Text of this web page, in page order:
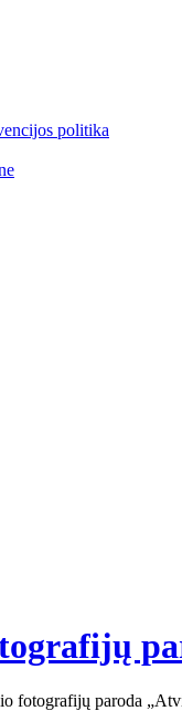
politika
fotografijų paroda